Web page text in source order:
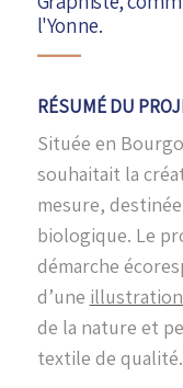
l'Yonne.
RÉSUMÉ DU
Située en
souhaitait la
mesure,
biologique. Le
démarche
d’une
de la nature et
textile de qualité.